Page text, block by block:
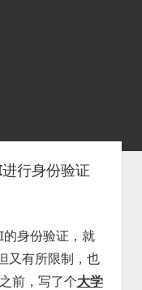
行身份验证
身份验证，就
又有所限制，也
前，写了个大学